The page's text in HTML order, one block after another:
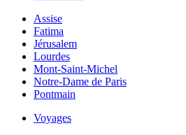
Assise
Fatima
Jérusalem
Lourdes
Mont-Saint-Michel
Notre-Dame de Paris
Pontmain
Voyages